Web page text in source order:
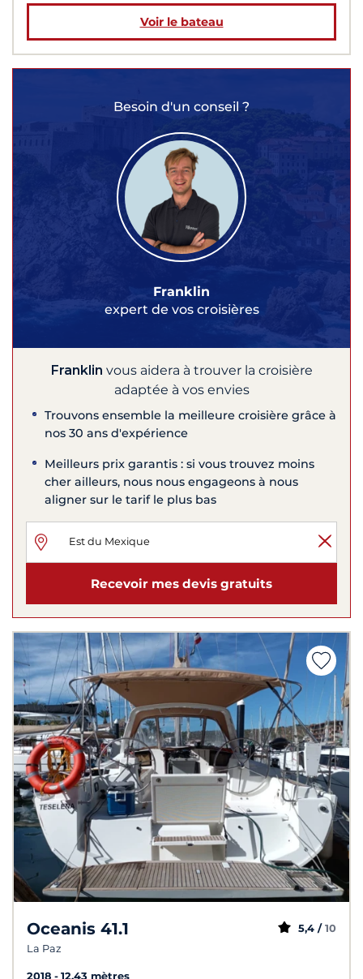
Voir le bateau
Besoin d'un conseil ?
Franklin
expert de vos croisières
Franklin vous aidera à trouver la croisière
adaptée à vos envies
Trouvons ensemble la meilleure croisière grâce à
nos 30 ans d'expérience
Meilleurs prix garantis : si vous trouvez moins
cher ailleurs, nous nous engageons à nous
aligner sur le tarif le plus bas
Recevoir mes devis gratuits
Oceanis 41.1
La Paz
5,4 / 10
2018
12.43 mètres